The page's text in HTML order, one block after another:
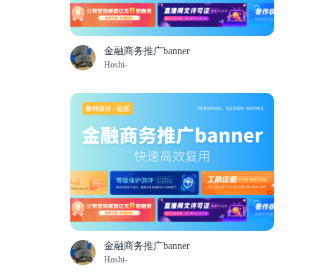
金融商务推广banner
Hoshi-
金融商务推广banner
Hoshi-